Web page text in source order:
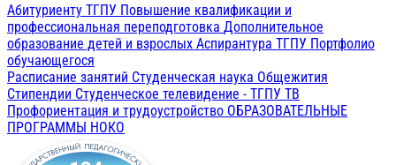
Абитуриенту ТГПУ Повышение квалификации и
профессиональная переподготовка Дополнительное
образование детей и взрослых Аспирантура ТГПУ Портфолио
обучающегося
Расписание занятий Студенческая наука Общежития
Стипендии Студенческое телевидение - ТГПУ ТВ
Профориентация и трудоустройство ОБРАЗОВАТЕЛЬНЫЕ
ПРОГРАММЫ НОКО